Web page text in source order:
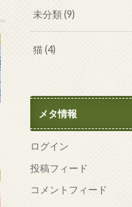
未分類(9)
猫(4)
メタ情報
ログイン
投稿フィード
コメントフィード